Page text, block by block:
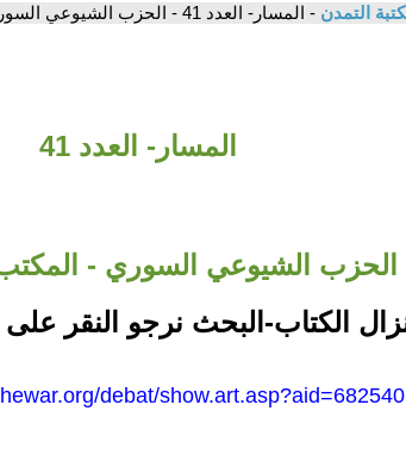
التمدن - المسار- العدد 41 - الحزب الشيوعي السوري - المكتب السياسي
المسار- العدد 41
الحزب الشيوعي السوري -
الكتاب-البحث نرجو النقر على
debat/show.art.asp?aid=682540